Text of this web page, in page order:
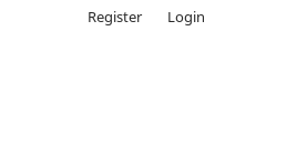
Register Login